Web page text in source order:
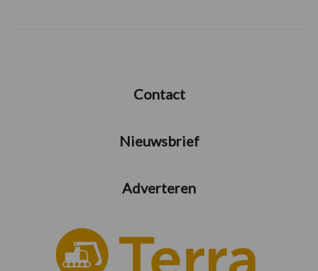
Contact
Nieuwsbrief
Adverteren